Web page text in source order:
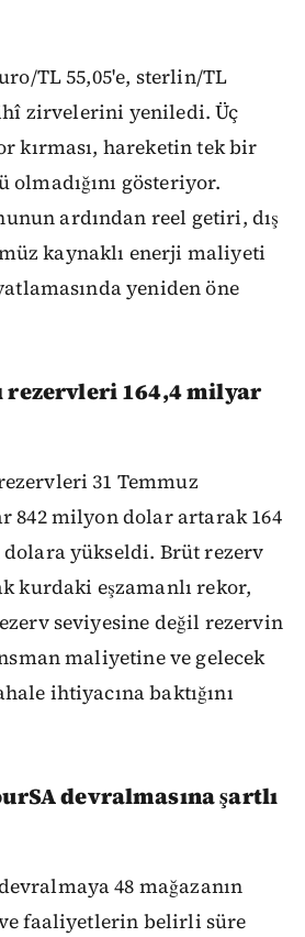
TL 55,05'e, sterlin/TL
zirvelerini yeniledi. Üç
kırması, hareketin tek bir
gösteriyor.
ardından reel getiri, dış
kaynaklı enerji maliyeti
yeniden öne
rezervleri 164,4 milyar
31 Temmuz
842 milyon dolar artarak 164
yükseldi. Brüt rezerv
kurdaki eşzamanlı rekor,
seviyesine değil rezervin
maliyetine ve gelecek
ihtiyacına baktığını
devralmasına şartlı
48 mağazanın
ve faaliyetlerin belirli süre